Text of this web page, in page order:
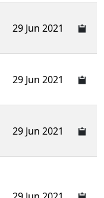
29 Jun 2021
29 Jun 2021
29 Jun 2021